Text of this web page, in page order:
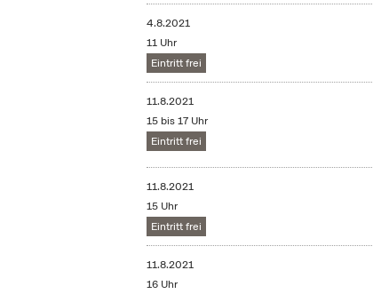
4.8.2021
11 Uhr
Eintritt frei
11.8.2021
15 bis 17 Uhr
Eintritt frei
11.8.2021
15 Uhr
Eintritt frei
11.8.2021
16 Uhr